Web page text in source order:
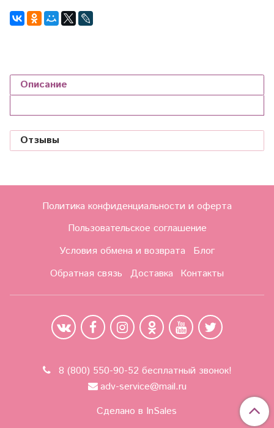
Описание
Отзывы
Политика конфиденциальности и оферта
Пользовательское соглашение
Условия обмена и возврата
Блог
Обратная связь
Доставка Контакты
8 (800) 550-90-52 бесплатный звонок!
adv-service@mail.ru
Сделано в InSales